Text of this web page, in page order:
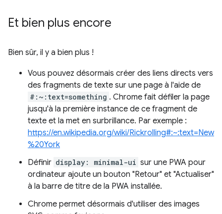
Et bien plus encore
Bien sûr, il y a bien plus !
Vous pouvez désormais créer des liens directs vers
des fragments de texte sur une page à l'aide de
#:~:text=something . Chrome fait défiler la page
jusqu'à la première instance de ce fragment de
texte et la met en surbrillance. Par exemple :
https://en.wikipedia.org/wiki/Rickrolling#:~:text=New
%20York
Définir display: minimal-ui sur une PWA pour
ordinateur ajoute un bouton "Retour" et "Actualiser"
à la barre de titre de la PWA installée.
Chrome permet désormais d'utiliser des images